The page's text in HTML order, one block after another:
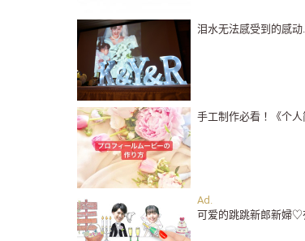
泪水无法感受到的感
手工制作必看！《个
可爱的跳跳新郎新婦♡